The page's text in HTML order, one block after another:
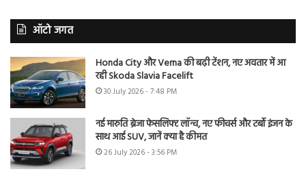
ऑटो जगत
Honda City और Verna की बढ़ी टेंशन, नए अवतार में आ
रही Skoda Slavia Facelift
30 July 2026 - 7:48 PM
नई मारुति ब्रेजा फेसलिफ्ट लॉन्च, नए फीचर्स और टर्बो इंजन के
साथ आई SUV, जानें क्या है कीमत
26 July 2026 - 3:56 PM